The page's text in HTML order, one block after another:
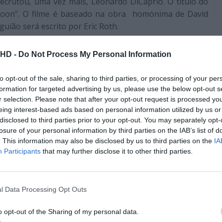
- Do Not Process My Personal Information
opt-out of the sale, sharing to third parties, or processing of your
for targeted advertising by us, please use the below opt-out
selection. Please note that after your opt-out request is processed
interest-based ads based on personal information utilized by us
to third parties prior to your opt-out. You may separately
of your personal information by third parties on the IAB’s list of
This information may also be disclosed by us to third parties on the
Participants that may further disclose it to other third parties.
Data Processing Opt Outs
opt-out of the Sharing of my personal data.
O filme é baseado na obra homónima de David
será escrito por Eric Roth.
comecei imediatamente a vê-lo – as pessoas, as
que tinha que transformá-lo num filme. (…) Estou
Eric Roth e por reunir-me com o Leo DiCaprio
verdadeiramente perturbadora para o
1920, em Oklahoma, dessa forma, girará em torno da
mais ricas do mundo, para onde elas vão depois do
Contudo, eles começam a ser assassinados, uma
aumenta, o FBI assume o caso e desvenda uma
monstruosos crimes da história norte-americana.
Pub